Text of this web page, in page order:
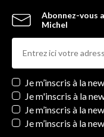
Abonnez-vous
Michel
Newsletters
Je m’inscris à la
Je m'inscris à la
Je m’inscris à la
Je m’inscris à la